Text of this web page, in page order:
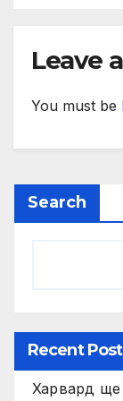
Leave
You must be
Search
Recent
Харвард ще